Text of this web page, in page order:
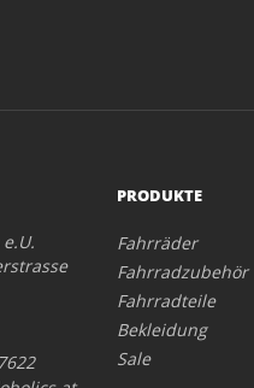
PRODUKTE
Fahrräder
Fahrradzubehör
Fahrradteile
Bekleidung
Sale